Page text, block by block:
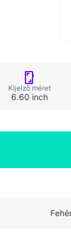
Kijelző méret
6.60 inch